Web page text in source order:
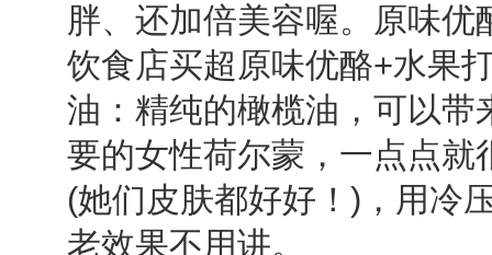
胖、还加倍美容喔。原味
饮食店买超原味优酪+水果
油：精纯的橄榄油，可以
要的女性荷尔蒙，一点点
(她们皮肤都好好！)，用冷
老效果不用讲。